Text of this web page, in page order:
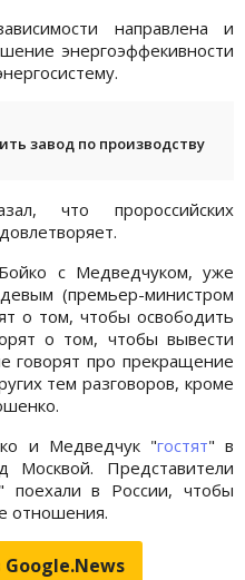
направлена и
энергоэффекивности
завод по производству
что пророссийских
с Медведчуком, уже
(премьер-министром
о том, чтобы освободить
о том, чтобы вывести
говорят про прекращение
тем разговоров, кроме
и Медведчук "гостят" в
Представители
поехали в России, чтобы
отношения.